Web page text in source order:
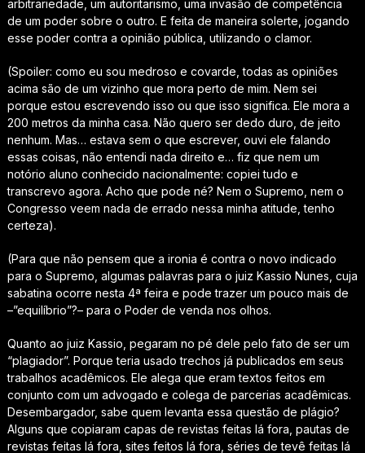
arbitrariedade, um autoritarismo, uma invasão de competência
de um poder sobre o outro. E feita de maneira solerte, jogando
esse poder contra a opinião pública, utilizando o clamor.
(Spoiler: como eu sou medroso e covarde, todas as opiniões
acima são de um vizinho que mora perto de mim. Nem sei
porque estou escrevendo isso ou que isso significa. Ele mora a
200 metros da minha casa. Não quero ser dedo duro, de jeito
nenhum. Mas… estava sem o que escrever, ouvi ele falando
essas coisas, não entendi nada direito e… fiz que nem um
notório aluno conhecido nacionalmente: copiei tudo e
transcrevo agora. Acho que pode né? Nem o Supremo, nem o
Congresso veem nada de errado nessa minha atitude, tenho
certeza).
(Para que não pensem que a ironia é contra o novo indicado
para o Supremo, algumas palavras para o juiz Kassio Nunes, cuja
sabatina ocorre nesta 4ª feira e pode trazer um pouco mais de
–”equilíbrio”?– para o Poder de venda nos olhos.
Quanto ao juiz Kassio, pegaram no pé dele pelo fato de ser um
“plagiador”. Porque teria usado trechos já publicados em seus
trabalhos acadêmicos. Ele alega que eram textos feitos em
conjunto com um advogado e colega de parcerias acadêmicas.
Desembargador, sabe quem levanta essa questão de plágio?
Alguns que copiaram capas de revistas feitas lá fora, pautas de
revistas feitas lá fora, sites feitos lá fora, séries de tevê feitas lá